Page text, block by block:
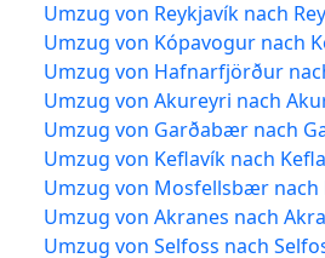
Umzug von Reykjavík nach
Umzug von Kópavogur nach
Umzug von Hafnarfjörður
Umzug von Akureyri nach
Umzug von Garðabær nach
Umzug von Keflavík nach
Umzug von Mosfellsbær
Umzug von Akranes nach
Umzug von Selfoss nach